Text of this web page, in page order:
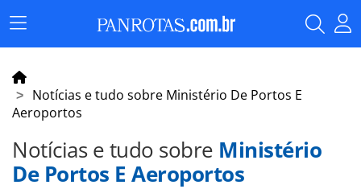
Menu
Principal
Notícias e tudo sobre Ministério De Portos E
Aeroportos
Notícias e tudo sobre Ministério
De Portos E Aeroportos